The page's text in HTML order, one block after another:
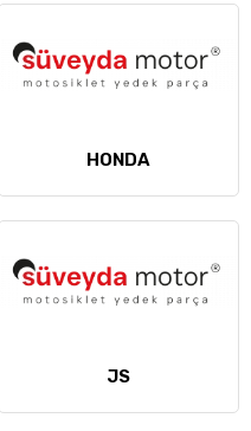
HONDA
JS